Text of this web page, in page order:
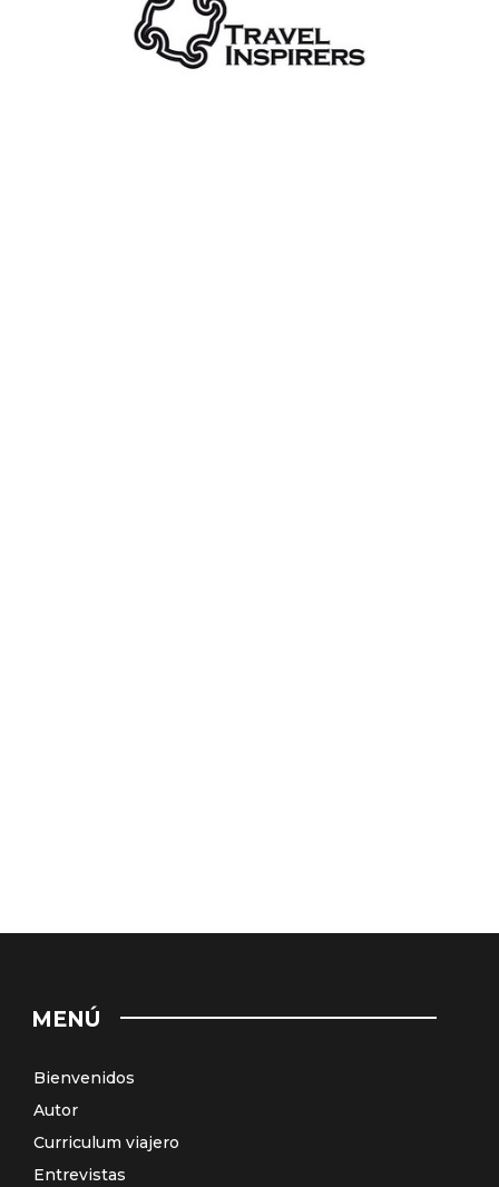
MENÚ
Bienvenidos
Autor
Curriculum viajero
Entrevistas